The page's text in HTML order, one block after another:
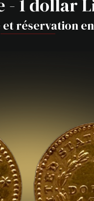
- 1 dollar
réservation